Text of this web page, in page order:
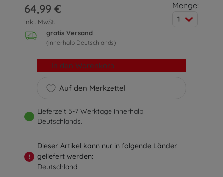
64,99 €
inkl. MwSt.
gratis Versand
(innerhalb Deutschlands)
Menge:
1
Auf den Merkzettel
In den Warenkorb
Lieferzeit 5-7 Werktage innerhalb
Deutschlands.
!
Dieser Artikel kann nur in folgende Länder
geliefert werden:
Deutschland